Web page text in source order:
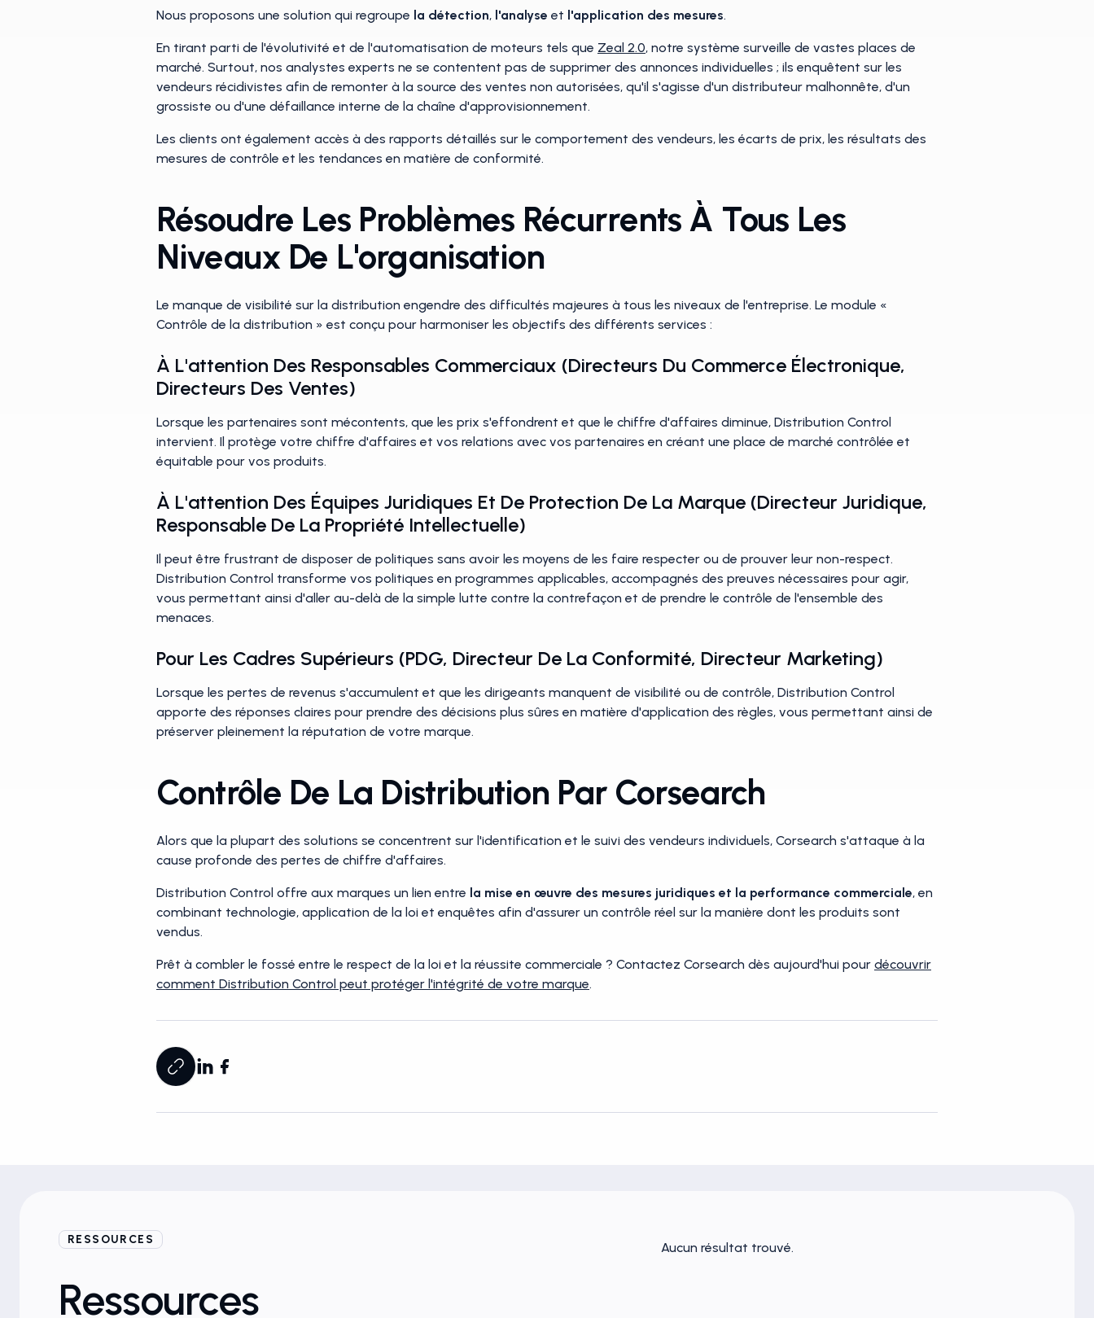
Nous proposons une solution qui regroupe la détection, l'analyse et l'application des mesures.
En tirant parti de l'évolutivité et de l'automatisation de moteurs tels que Zeal 2.0, notre système surveille de vastes places de
marché. Surtout, nos analystes experts ne se contentent pas de supprimer des annonces individuelles ; ils enquêtent sur les
vendeurs récidivistes afin de remonter à la source des ventes non autorisées, qu'il s'agisse d'un distributeur malhonnête, d'un
grossiste ou d'une défaillance interne de la chaîne d'approvisionnement.
Les clients ont également accès à des rapports détaillés sur le comportement des vendeurs, les écarts de prix, les résultats des
mesures de contrôle et les tendances en matière de conformité.
Résoudre Les Problèmes Récurrents À Tous Les
Niveaux De L'organisation
Le manque de visibilité sur la distribution engendre des difficultés majeures à tous les niveaux de l'entreprise. Le module «
Contrôle de la distribution » est conçu pour harmoniser les objectifs des différents services :
À L'attention Des Responsables Commerciaux (directeurs Du Commerce Électronique,
Directeurs Des Ventes)
Lorsque les partenaires sont mécontents, que les prix s'effondrent et que le chiffre d'affaires diminue, Distribution Control
intervient. Il protège votre chiffre d'affaires et vos relations avec vos partenaires en créant une place de marché contrôlée et
équitable pour vos produits.
À L'attention Des Équipes Juridiques Et De Protection De La Marque (directeur Juridique,
Responsable De La Propriété Intellectuelle)
Il peut être frustrant de disposer de politiques sans avoir les moyens de les faire respecter ou de prouver leur non-respect.
Distribution Control transforme vos politiques en programmes applicables, accompagnés des preuves nécessaires pour agir,
vous permettant ainsi d'aller au-delà de la simple lutte contre la contrefaçon et de prendre le contrôle de l'ensemble des
menaces.
Pour Les Cadres Supérieurs (PDG, Directeur De La Conformité, Directeur Marketing)
Lorsque les pertes de revenus s'accumulent et que les dirigeants manquent de visibilité ou de contrôle, Distribution Control
apporte des réponses claires pour prendre des décisions plus sûres en matière d'application des règles, vous permettant ainsi de
préserver pleinement la réputation de votre marque.
Contrôle De La Distribution Par Corsearch
Alors que la plupart des solutions se concentrent sur l'identification et le suivi des vendeurs individuels, Corsearch s'attaque à la
cause profonde des pertes de chiffre d'affaires.
Distribution Control offre aux marques un lien entre la mise en œuvre des mesures juridiques et la performance commerciale, en
combinant technologie, application de la loi et enquêtes afin d'assurer un contrôle réel sur la manière dont les produits sont
vendus.
Prêt à combler le fossé entre le respect de la loi et la réussite commerciale ? Contactez Corsearch dès aujourd'hui pour découvrir
comment Distribution Control peut protéger l'intégrité de votre marque.
RESSOURCES
Ressources
Aucun résultat trouvé.